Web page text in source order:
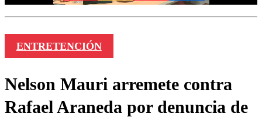
ENTRETENCIÓN
Nelson Mauri arremete contra
Rafael Araneda por denuncia de